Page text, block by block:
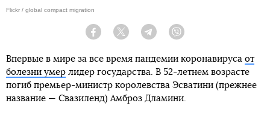
Flickr / global compact migration
Facebook Twitter Telegram
Впервые в мире за все время пандемии коронавируса от
болезни умер лидер государства. В 52-летнем возрасте
погиб премьер-министр королевства Эсватини (прежнее
название — Свазиленд) Амброз Дламини.